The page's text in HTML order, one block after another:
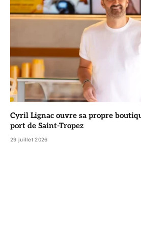
Cyril Lignac ouvre sa propre
port de Saint-Tropez
29 juillet 2026